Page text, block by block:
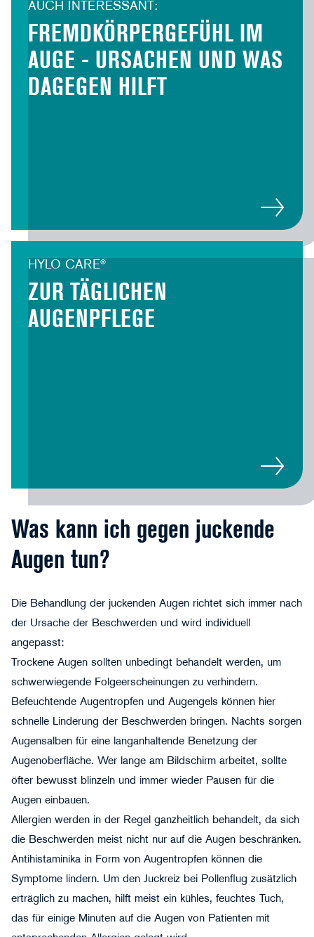
AUCH INTERESSANT:
FREMDKÖRPERGEFÜHL IM
AUGE - URSACHEN UND WAS
DAGEGEN HILFT
HYLO CARE®
ZUR TÄGLICHEN
AUGENPFLEGE
Was kann ich gegen juckende
Augen tun?
Die Behandlung der juckenden Augen richtet sich immer nach
der Ursache der Beschwerden und wird individuell
angepasst:
Trockene Augen sollten unbedingt behandelt werden, um
schwerwiegende Folgeerscheinungen zu verhindern.
Befeuchtende Augentropfen und Augengels können hier
schnelle Linderung der Beschwerden bringen. Nachts sorgen
Augensalben für eine langanhaltende Benetzung der
Augenoberfläche. Wer lange am Bildschirm arbeitet, sollte
öfter bewusst blinzeln und immer wieder Pausen für die
Augen einbauen.
Allergien werden in der Regel ganzheitlich behandelt, da sich
die Beschwerden meist nicht nur auf die Augen beschränken.
Antihistaminika in Form von Augentropfen können die
Symptome lindern. Um den Juckreiz bei Pollenflug zusätzlich
erträglich zu machen, hilft meist ein kühles, feuchtes Tuch,
das für einige Minuten auf die Augen von Patienten mit